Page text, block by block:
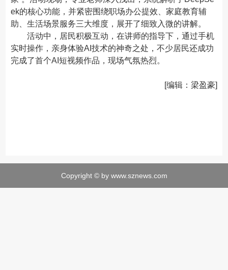
ek的核心功能，并紧密围绕职场办公提效、家庭教育辅
助、生活场景服务三大维度，展开了细致入微的讲解。
活动中，居民积极互动，在讲师的指导下，通过手机
实时操作，亲身体验AI技术的神奇之处，不少居民还成功
完成了首个AI短视频作品，现场气氛热烈。
[编辑：梁盈豪]
Copyright © by www.sznews.com